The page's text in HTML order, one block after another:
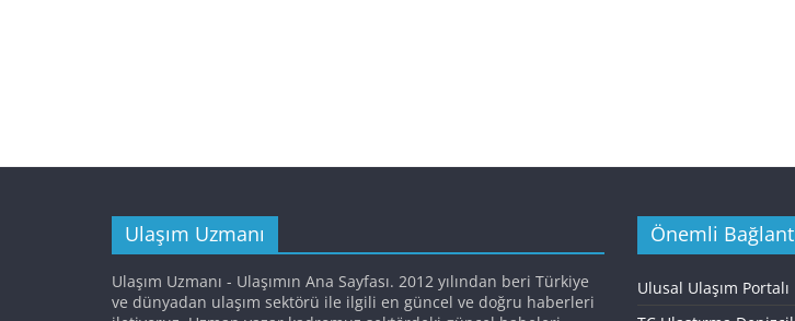
Ulaşım Uzmanı
Ulaşım Uzmanı - Ulaşımın Ana Sayfası. 2012 yılından beri Türkiye
ve dünyadan ulaşım sektörü ile ilgili en güncel ve doğru haberleri
Önemli
Ulusal Ulaşım Portalı